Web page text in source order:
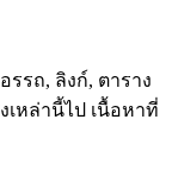
รรถ, ลิงก์, ตาราง
หล่านี้ไป เนื้อหาที่